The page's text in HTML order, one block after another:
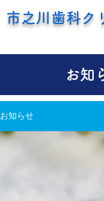
市之川歯科ク
お知
お知らせ